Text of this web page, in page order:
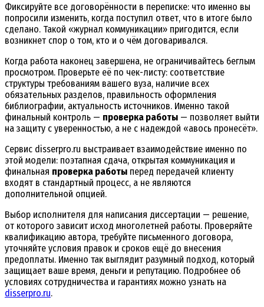
Фиксируйте все договорённости в переписке: что именно вы
попросили изменить, когда поступил ответ, что в итоге было
сделано. Такой «журнал коммуникации» пригодится, если
возникнет спор о том, кто и о чём договаривался.
Когда работа наконец завершена, не ограничивайтесь беглым
просмотром. Проверьте её по чек-листу: соответствие
структуры требованиям вашего вуза, наличие всех
обязательных разделов, правильность оформления
библиографии, актуальность источников. Именно такой
финальный контроль — проверка работы — позволяет выйти
на защиту с уверенностью, а не с надеждой «авось пронесёт».
Сервис disserpro.ru выстраивает взаимодействие именно по
этой модели: поэтапная сдача, открытая коммуникация и
финальная проверка работы перед передачей клиенту
входят в стандартный процесс, а не являются
дополнительной опцией.
Выбор исполнителя для написания диссертации — решение,
от которого зависит исход многолетней работы. Проверяйте
квалификацию автора, требуйте письменного договора,
уточняйте условия правок и сроков ещё до внесения
предоплаты. Именно так выглядит разумный подход, который
защищает ваше время, деньги и репутацию. Подробнее об
условиях сотрудничества и гарантиях можно узнать на
disserpro.ru.